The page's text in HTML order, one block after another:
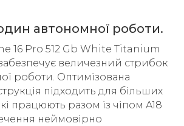
автономної роботи.
16 Pro 512 Gb White Titanium
величезний стрибок
роботи. Оптимізована
підходить для більших
працюють разом із чіпом A18
неймовірно